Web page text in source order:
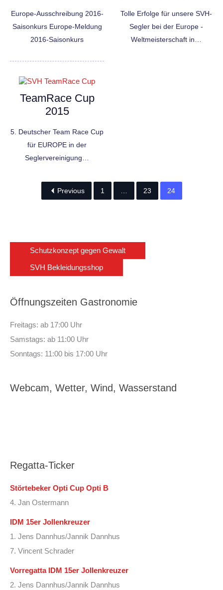
Europe-Ausschreibung 2016-
Saisonkurs Europe-Meldung
2016-Saisonkurs
Tolle Erfolge für unsere SVH-
Segler bei der Europe -
Weltmeisterschaft in…
TeamRace Cup
2015
5. Deutscher Team Race Cup
für EUROPE in der
Seglervereinigung…
Previous 1 … 23 24
Schutzkonzept gegen Gewalt
SVH Bekleidungsshop
Öffnungszeiten Gastronomie
Freitags: ab 17:00 Uhr
Samstags: ab 11:00 Uhr
Sonntags: 11:00 bis 17:00 Uhr
Webcam, Wetter, Wind, Wasserstand
Regatta-Ticker
Störtebeker Opti Cup Opti B
4. Jan Ostermann
IDM 15er Jollenkreuzer
1. Jens Dannhus/Jannik Dannhus
7. Vincent Schrader
Vorregatta IDM 15er Jollenkreuzer
2. Jens Dannhus/Jannik Dannhus